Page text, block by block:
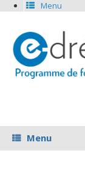
Menu
Menu